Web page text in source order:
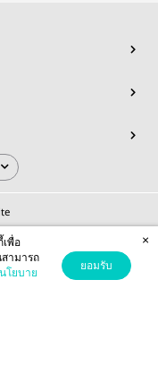
Company Limited
พื่อ
ามารถ
นโยบาย
ยอมรับ
×